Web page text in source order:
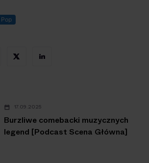
Pop
17.09.2025
Burzliwe comebacki muzycznych
legend [Podcast Scena Główna]